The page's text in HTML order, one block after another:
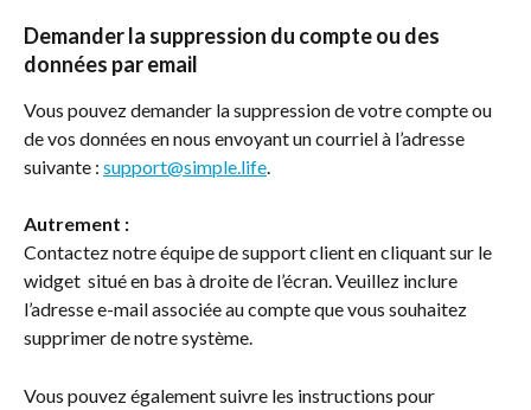
Demander la suppression du compte ou des
données par email
Vous pouvez demander la suppression de votre compte ou
de vos données en nous envoyant un courriel à l’adresse
suivante : support@simple.life.
Autrement :
Contactez notre équipe de support client en cliquant sur le
widget situé en bas à droite de l’écran. Veuillez inclure
l’adresse e-mail associée au compte que vous souhaitez
supprimer de notre système.
Vous pouvez également suivre les instructions pour